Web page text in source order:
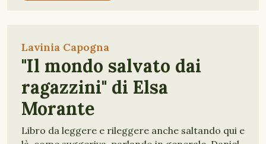
Lavinia Capogna
"Il mondo salvato dai
ragazzini" di Elsa
Morante
Libro da leggere e rileggere anche saltando qui e